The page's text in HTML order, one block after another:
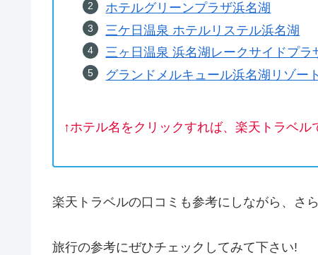
ホテルグリーンプラザ浜名湖
三ケ日温泉 ホテルリステル浜名湖
三ヶ日温泉 浜名湖レークサイドプラ
グランドメルキュール浜名湖リゾー
↑ホテル名をクリックすれば、楽天トラベ
楽天トラベルの口コミも参考にしながら、さ
旅行の参考にぜひチェックしてみて下さい!